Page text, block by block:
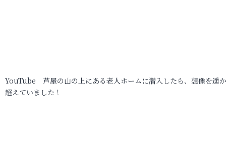
YouTube 芦屋の山の上にある老人ホームに潜入したら、想像を遥
超えていました！